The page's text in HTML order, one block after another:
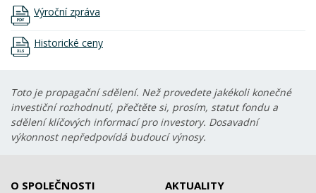
Výroční zpráva
Historické ceny
Toto je propagační sdělení. Než provedete jakékoli konečné
investiční rozhodnutí, přečtěte si, prosím, statut fondu a
sdělení klíčových informací pro investory. Dosavadní
výkonnost nepředpovídá budoucí výnosy.
O SPOLEČNOSTI AKTUALITY